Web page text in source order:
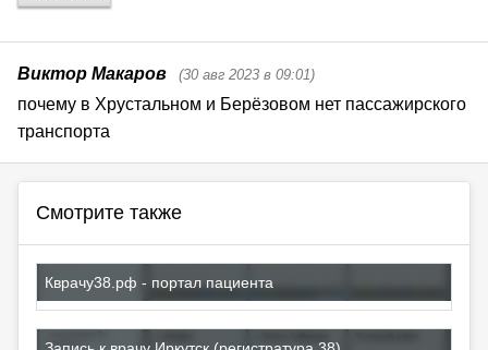
Виктор Макаров (30 авг 2023 в 09:01)
почему в Хрустальном и Берёзовом нет пассажирского
транспорта
Смотрите также
Кврачу38.рф - портал пациента